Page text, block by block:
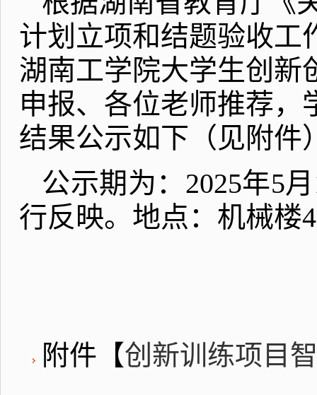
计划立项和结题验收工
湖南工学院大学生创新
申报、各位老师推荐，
结果公示如下（见附件
公示期为：2025年5
行反映。地点：机械楼
附件【创新训练项目